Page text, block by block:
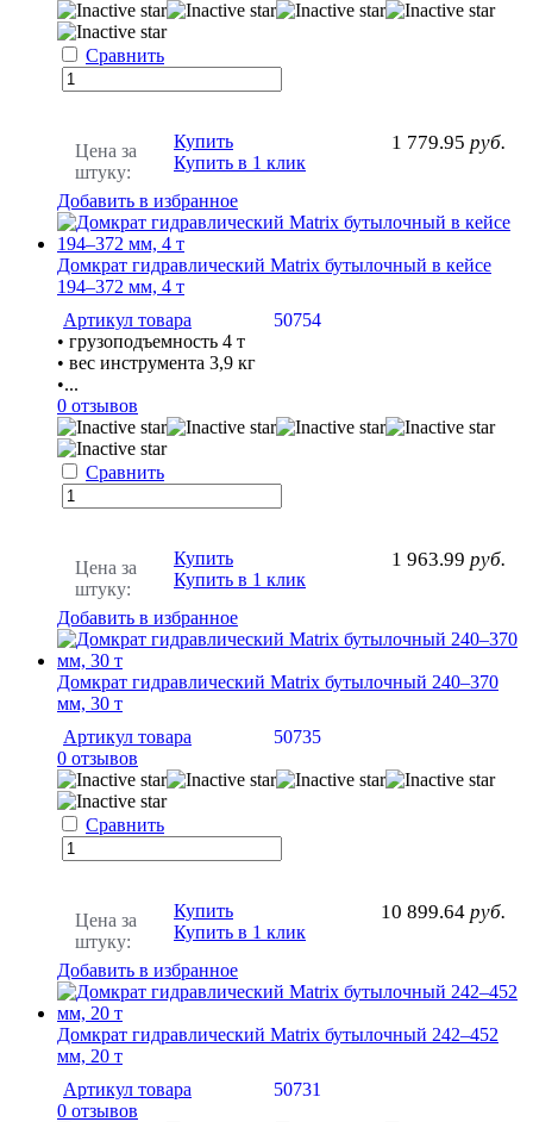
Сравнить
Цена за
штуку:
1 779.95 руб.
Купить
Купить в 1 клик
Добавить в избранное
Домкрат гидравлический Matrix бутылочный в кейсе
194–372 мм, 4 т
Артикул товара
50754
• грузоподъемность 4 т
• вес инструмента 3,9 кг
•...
0 отзывов
Сравнить
Цена за
штуку:
1 963.99 руб.
Купить
Купить в 1 клик
Добавить в избранное
Домкрат гидравлический Matrix бутылочный 240–370
мм, 30 т
Артикул товара
50735
0 отзывов
Сравнить
Цена за
штуку:
10 899.64 руб.
Купить
Купить в 1 клик
Добавить в избранное
Домкрат гидравлический Matrix бутылочный 242–452
мм, 20 т
Артикул товара
50731
0 отзывов